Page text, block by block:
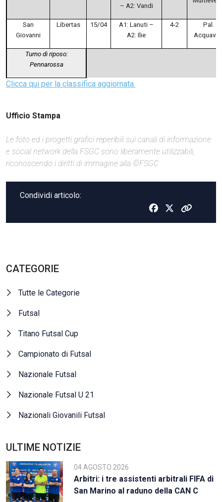
– A2: Vandi
San
Giovanni
Libertas 15/04
A1: Lanuti –
A2: Ilie
4-2
Pal.
Turno di riposo:
Pennarossa
Clicca qui per la classifica aggiornata.
Ufficio Stampa
Le foto ed i progetti grafici reperibili sui canali di informazione
e social network della FSGC sono liberamente utilizzabili,
riconoscendo i diritti di immagine alla ©FSGC
Condividi articolo:
CATEGORIE
Tutte le Categorie
Futsal
Titano Futsal Cup
Campionato di Futsal
Nazionale Futsal
Nazionale Futsal U 21
Nazionali Giovanili Futsal
ULTIME NOTIZIE
04 AGOSTO 2026
Arbitri: i tre assistenti arbitrali FIFA di
San Marino al raduno della CAN C